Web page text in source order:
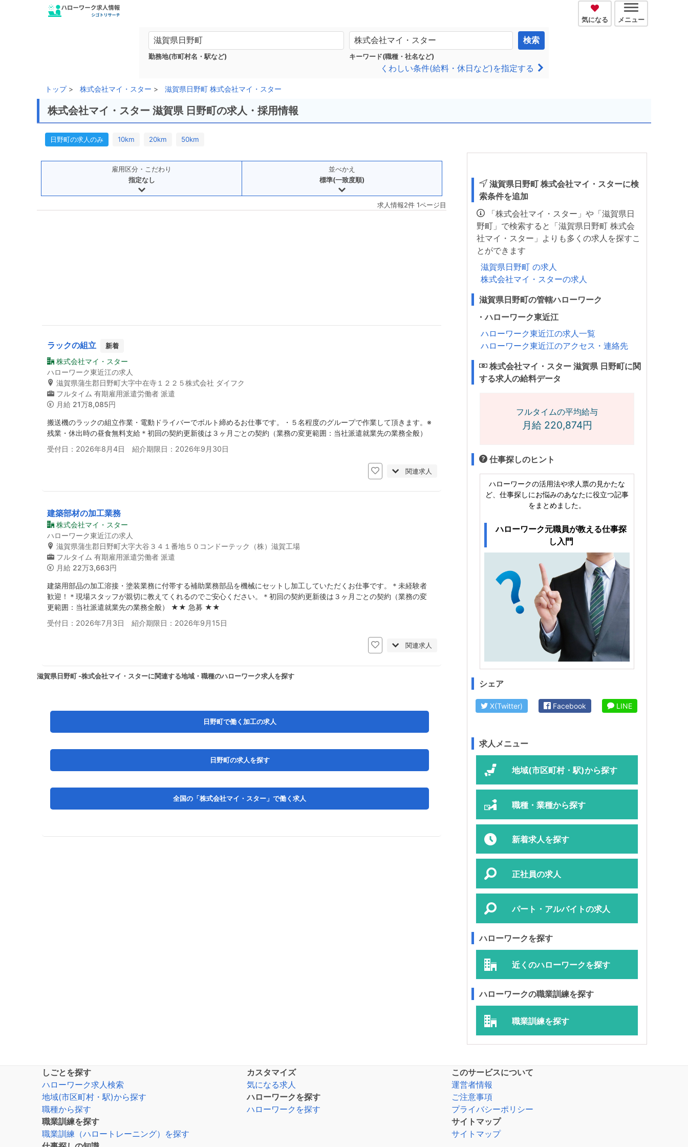
気になる メニュー
勤務地(市町村名・駅など) キーワード(職種・社名など)
検索
くわしい条件(給料・休日など)を指定する
トップ 株式会社マイ・スター 滋賀県日野町 株式会社マイ・スター
株式会社マイ・スター 滋賀県 日野町の求人・採用情報
日野町の求人のみ 10km 20km 50km
雇用区分・こだわり
指定なし
並べかえ
標準(一致度順)
求人情報2件 1ページ目
ラックの組立 新着
株式会社マイ・スター
ハローワーク東近江の求人
滋賀県蒲生郡日野町大字中在寺１２２５株式会社 ダイフク
フルタイム 有期雇用派遣労働者 派遣
月給 21万8,085円
搬送機のラックの組立作業・電動ドライバーでボルト締めるお仕事です。・５名程度のグループで作業して頂きます。※
残業・休出時の昼食無料支給＊初回の契約更新後は３ヶ月ごとの契約（業務の変更範囲：当社派遣就業先の業務全般）
受付日：2026年8月4日 紹介期限日：2026年9月30日
関連求人
建築部材の加工業務
株式会社マイ・スター
ハローワーク東近江の求人
滋賀県蒲生郡日野町大字大谷３４１番地５０コンドーテック（株）滋賀工場
フルタイム 有期雇用派遣労働者 派遣
月給 22万3,663円
建築用部品の加工溶接・塗装業務に付帯する補助業務部品を機械にセットし加工していただくお仕事です。＊未経験者
歓迎！＊現場スタッフが親切に教えてくれるのでご安心ください。＊初回の契約更新後は３ヶ月ごとの契約（業務の変
更範囲：当社派遣就業先の業務全般） ★★ 急募 ★★
受付日：2026年7月3日 紹介期限日：2026年9月15日
関連求人
滋賀県日野町 -株式会社マイ・スターに関連する地域・職種のハローワーク求人を探す
日野町で働く加工の求人
日野町の求人を探す
全国の「株式会社マイ・スター」で働く求人
滋賀県日野町 株式会社マイ・スターに検
索条件を追加
「株式会社マイ・スター」や「滋賀県日
野町」で検索すると「滋賀県日野町 株式会
社マイ・スター」よりも多くの求人を探すこ
とができます
滋賀県日野町 の求人
株式会社マイ・スターの求人
滋賀県日野町の管轄ハローワーク
・ハローワーク東近江
ハローワーク東近江の求人一覧
ハローワーク東近江のアクセス・連絡先
株式会社マイ・スター 滋賀県 日野町に関
する求人の給料データ
フルタイムの平均給与
月給 220,874円
仕事探しのヒント
ハローワークの活用法や求人票の見かたな
ど、仕事探しにお悩みのあなたに役立つ記事
をまとめました。
ハローワーク元職員が教える仕事探
し入門
シェア
X(Twitter) Facebook LINE
求人メニュー
地域(市区町村・駅)から探す
職種・業種から探す
新着求人を探す
正社員の求人
パート・アルバイトの求人
ハローワークを探す
近くのハローワークを探す
ハローワークの職業訓練を探す
職業訓練を探す
しごとを探す
ハローワーク求人検索
地域(市区町村・駅)から探す
職種から探す
職業訓練を探す
職業訓練（ハロートレーニング）を探す
カスタマイズ
気になる求人
ハローワークを探す
ハローワークを探す
このサービスについて
運営者情報
ご注意事項
プライバシーポリシー
サイトマップ
サイトマップ